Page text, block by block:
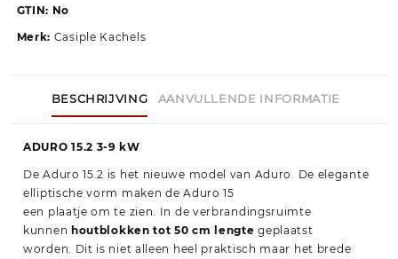
GTIN: No
Merk: Casiple Kachels
BESCHRIJVING AANVULLENDE INFORMATIE
ADURO 15.2 3-9 kW
De Aduro 15.2 is het nieuwe model van Aduro. De elegante
elliptische vorm maken de Aduro 15
een plaatje om te zien. In de verbrandingsruimte
kunnen houtblokken tot 50 cm lengte geplaatst
worden. Dit is niet alleen heel praktisch maar het brede